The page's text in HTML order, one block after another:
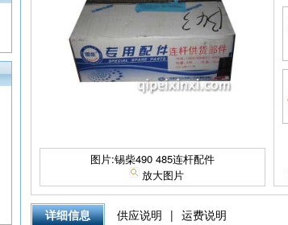
图片:锡柴490 485连杆配件
放大图片
详细信息 供应说明 | 运费说明